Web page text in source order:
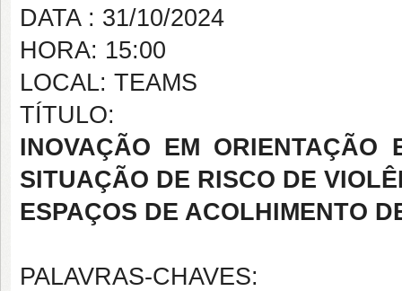
DATA : 31/10/2024
HORA: 15:00
LOCAL: TEAMS
TÍTULO:
INOVAÇÃO EM ORIENTAÇÃO
SITUAÇÃO DE RISCO DE
ESPAÇOS DE ACOLHIMENTO
PALAVRAS-CHAVES: